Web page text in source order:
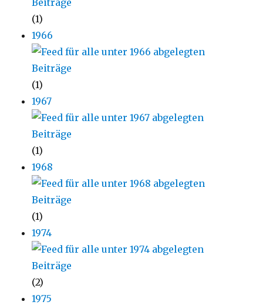
(1)
1966
(1)
1967
(1)
1968
(1)
1974
(2)
1975